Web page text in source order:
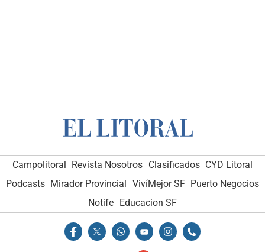
Campolitoral Revista Nosotros Clasificados CYD Litoral
Podcasts Mirador Provincial VivíMejor SF Puerto Negocios
Notife
Educacion SF